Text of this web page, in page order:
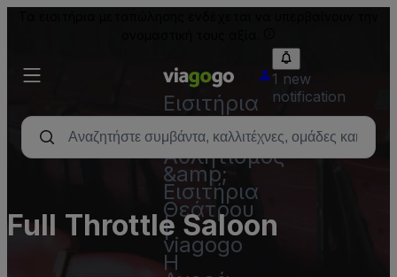
Εισιτήρια
-
Συναυλία,
Αθλητισμός
&amp;
Εισιτήρια
Θεάτρου
|
viagogo
Η
1 new
notification
Full Throttle Saloon